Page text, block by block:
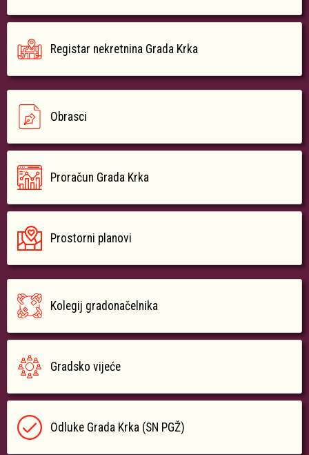
Registar nekretnina Grada Krka
Obrasci
Proračun Grada Krka
Prostorni planovi
Kolegij gradonačelnika
Gradsko vijeće
Odluke Grada Krka (SN PGŽ)